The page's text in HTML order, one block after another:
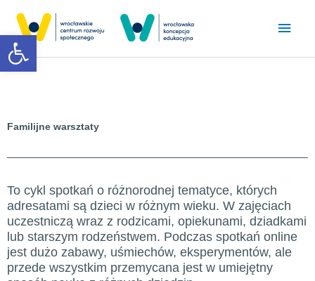
Otwórz pasek narzędzi
treści
Familijne warsztaty
To cykl spotkań o różnorodnej tematyce, których
adresatami są dzieci w różnym wieku. W zajęciach
uczestniczą wraz z rodzicami, opiekunami, dziadkami
lub starszym rodzeństwem. Podczas spotkań online
jest dużo zabawy, uśmiechów, eksperymentów, ale
przede wszystkim przemycana jest w umiejętny